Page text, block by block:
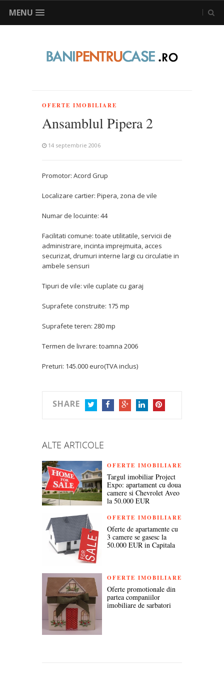
MENU
OFERTE IMOBILIARE
Ansamblul Pipera 2
14 septembrie 2006
Promotor: Acord Grup
Localizare cartier: Pipera, zona de vile
Numar de locuinte: 44
Facilitati comune: toate utilitatile, servicii de
administrare, incinta imprejmuita, acces
securizat, drumuri interne largi cu circulatie in
ambele sensuri
Tipuri de vile: vile cuplate cu garaj
Suprafete construite: 175 mp
Suprafete teren: 280 mp
Termen de livrare: toamna 2006
Preturi: 145.000 euro(TVA inclus)
SHARE
ALTE ARTICOLE
OFERTE IMOBILIARE
Targul imobiliar Project
Expo: apartament cu doua
camere si Chevrolet Aveo
la 50.000 EUR
OFERTE IMOBILIARE
Oferte de apartamente cu
3 camere se gasesc la
50.000 EUR in Capitala
OFERTE IMOBILIARE
Oferte promotionale din
partea companiilor
imobiliare de sarbatori